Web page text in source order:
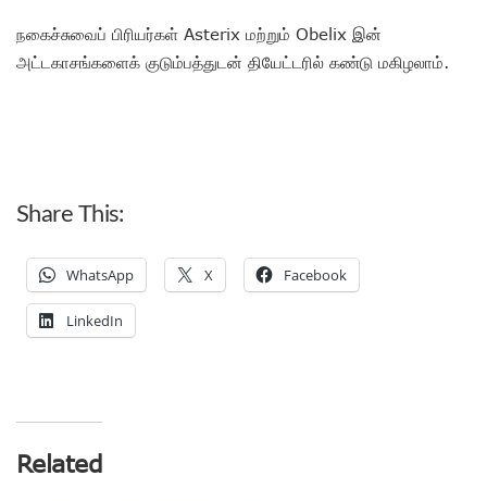
நகைச்சுவைப் பிரியர்கள் Asterix மற்றும் Obelix இன்
அட்டகாசங்களைக் குடும்பத்துடன் தியேட்டரில் கண்டு மகிழலாம்.
Share This:
WhatsApp X Facebook
LinkedIn
Related